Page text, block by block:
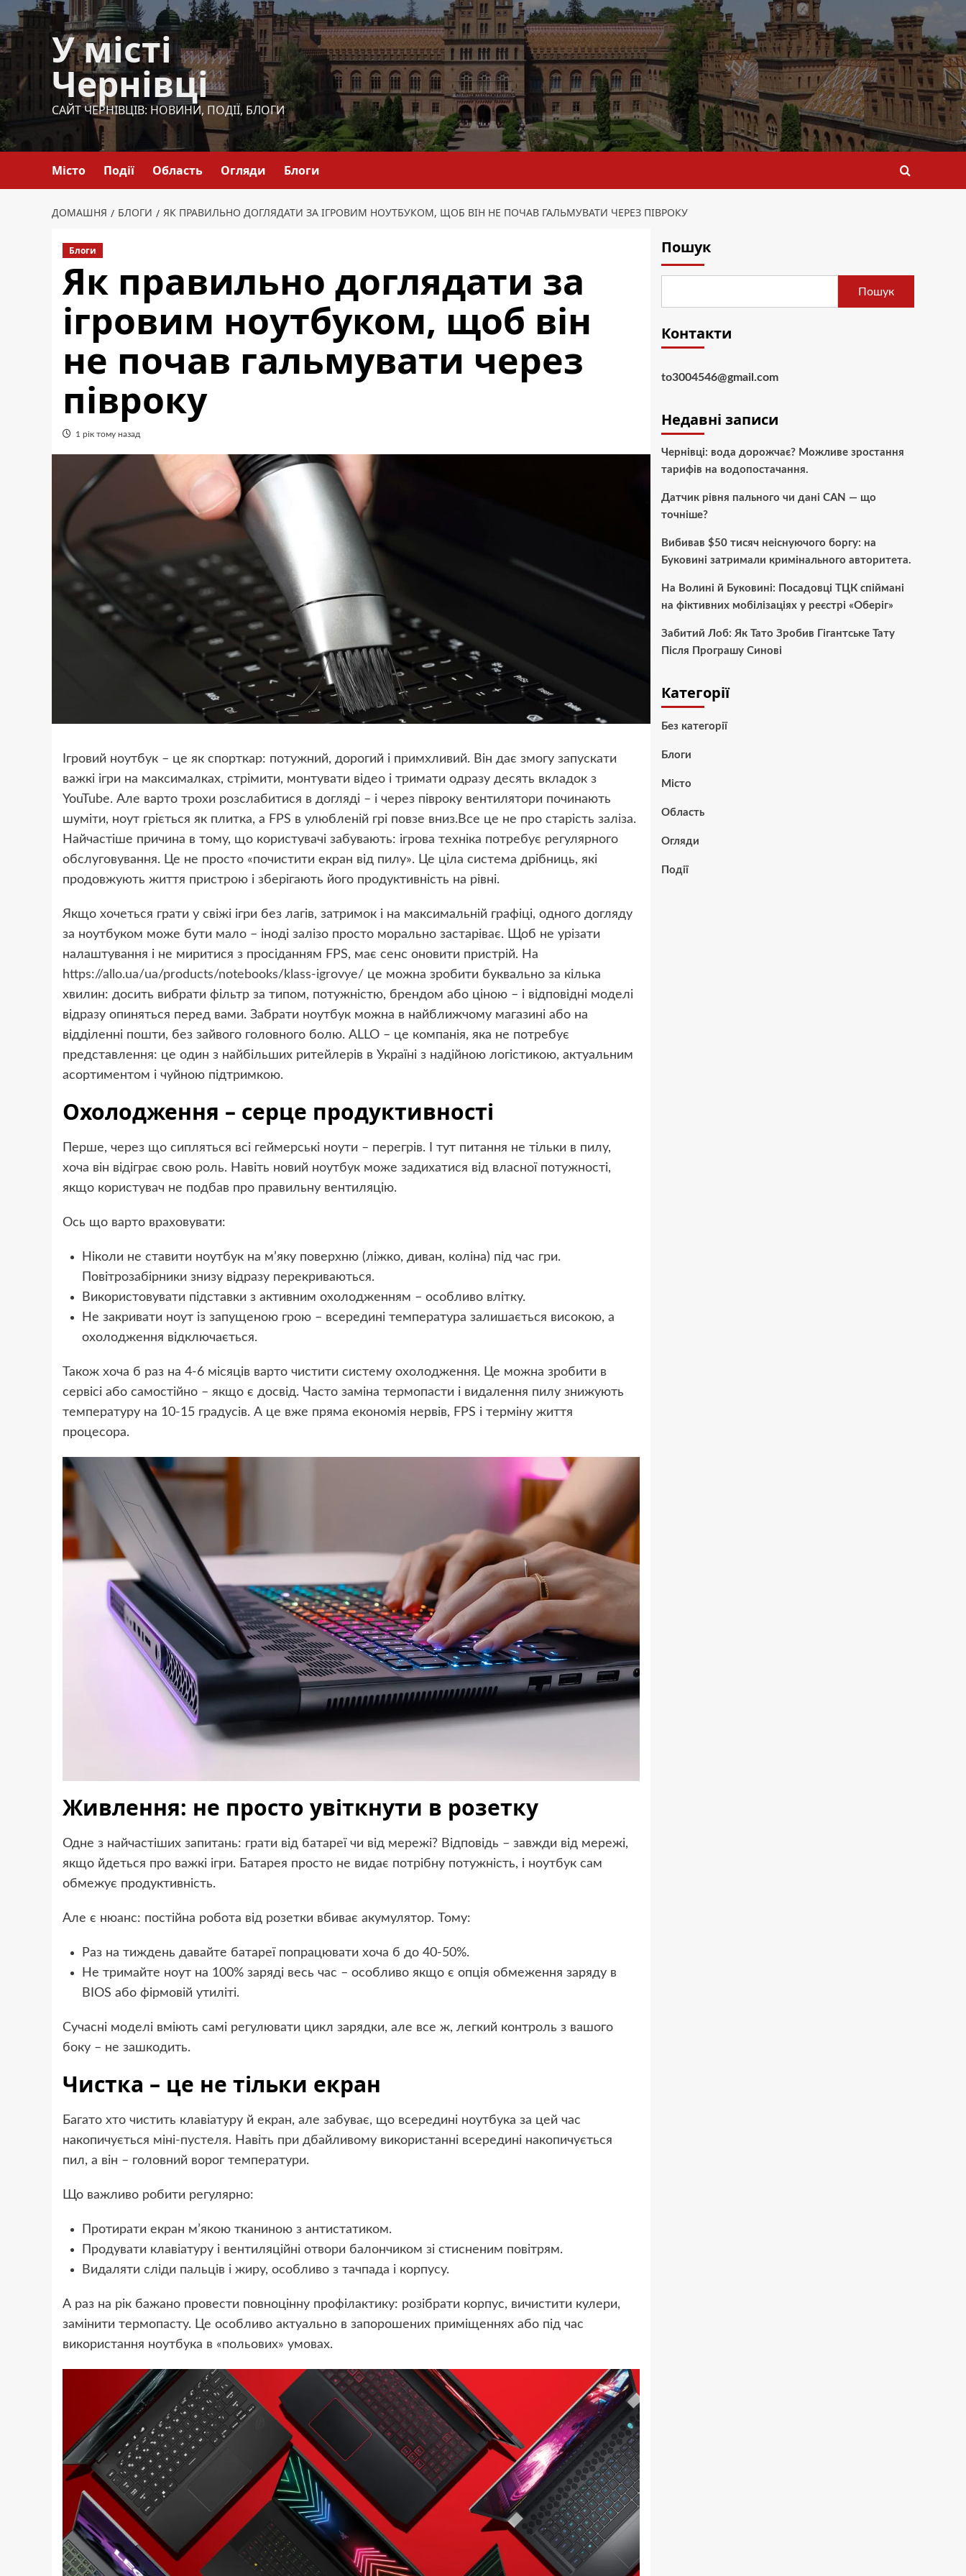
Перейти
до
вмісту
У місті
Чернівці
САЙТ ЧЕРНІВЦІВ: НОВИНИ, ПОДІЇ, БЛОГИ
Місто Події Область Огляди Блоги
ДОМАШНЯ БЛОГИ ЯК ПРАВИЛЬНО ДОГЛЯДАТИ ЗА ІГРОВИМ НОУТБУКОМ, ЩОБ ВІН НЕ ПОЧАВ ГАЛЬМУВАТИ ЧЕРЕЗ ПІВРОКУ
Блоги
Як правильно доглядати за
ігровим ноутбуком, щоб він
не почав гальмувати через
півроку
1 рік тому назад
Ігровий ноутбук – це як спорткар: потужний, дорогий і примхливий. Він дає змогу запускати
важкі ігри на максималках, стрімити, монтувати відео і тримати одразу десять вкладок з
YouTube. Але варто трохи розслабитися в догляді – і через півроку вентилятори починають
шуміти, ноут гріється як плитка, а FPS в улюбленій грі повзе вниз.Все це не про старість заліза.
Найчастіше причина в тому, що користувачі забувають: ігрова техніка потребує регулярного
обслуговування. Це не просто «почистити екран від пилу». Це ціла система дрібниць, які
продовжують життя пристрою і зберігають його продуктивність на рівні.
Якщо хочеться грати у свіжі ігри без лагів, затримок і на максимальній графіці, одного догляду
за ноутбуком може бути мало – іноді залізо просто морально застаріває. Щоб не урізати
налаштування і не миритися з просіданням FPS, має сенс оновити пристрій. На
https://allo.ua/ua/products/notebooks/klass-igrovye/ це можна зробити буквально за кілька
хвилин: досить вибрати фільтр за типом, потужністю, брендом або ціною – і відповідні моделі
відразу опиняться перед вами. Забрати ноутбук можна в найближчому магазині або на
відділенні пошти, без зайвого головного болю. ALLO – це компанія, яка не потребує
представлення: це один з найбільших ритейлерів в Україні з надійною логістикою, актуальним
асортиментом і чуйною підтримкою.
Охолодження – серце продуктивності
Перше, через що сипляться всі геймерські ноути – перегрів. І тут питання не тільки в пилу,
хоча він відіграє свою роль. Навіть новий ноутбук може задихатися від власної потужності,
якщо користувач не подбав про правильну вентиляцію.
Ось що варто враховувати:
Ніколи не ставити ноутбук на м’яку поверхню (ліжко, диван, коліна) під час гри.
Повітрозабірники знизу відразу перекриваються.
Використовувати підставки з активним охолодженням – особливо влітку.
Не закривати ноут із запущеною грою – всередині температура залишається високою, а
охолодження відключається.
Також хоча б раз на 4-6 місяців варто чистити систему охолодження. Це можна зробити в
сервісі або самостійно – якщо є досвід. Часто заміна термопасти і видалення пилу знижують
температуру на 10-15 градусів. А це вже пряма економія нервів, FPS і терміну життя
процесора.
Живлення: не просто увіткнути в розетку
Одне з найчастіших запитань: грати від батареї чи від мережі? Відповідь – завжди від мережі,
якщо йдеться про важкі ігри. Батарея просто не видає потрібну потужність, і ноутбук сам
обмежує продуктивність.
Але є нюанс: постійна робота від розетки вбиває акумулятор. Тому:
Раз на тиждень давайте батареї попрацювати хоча б до 40-50%.
Не тримайте ноут на 100% заряді весь час – особливо якщо є опція обмеження заряду в
BIOS або фірмовій утиліті.
Сучасні моделі вміють самі регулювати цикл зарядки, але все ж, легкий контроль з вашого
боку – не зашкодить.
Чистка – це не тільки екран
Багато хто чистить клавіатуру й екран, але забуває, що всередині ноутбука за цей час
накопичується міні-пустеля. Навіть при дбайливому використанні всередині накопичується
пил, а він – головний ворог температури.
Що важливо робити регулярно:
Протирати екран м’якою тканиною з антистатиком.
Продувати клавіатуру і вентиляційні отвори балончиком зі стисненим повітрям.
Видаляти сліди пальців і жиру, особливо з тачпада і корпусу.
А раз на рік бажано провести повноцінну профілактику: розібрати корпус, вичистити кулери,
замінити термопасту. Це особливо актуально в запорошених приміщеннях або під час
використання ноутбука в «польових» умовах.
Пошук
Пошук
Контакти
to3004546@gmail.com
Недавні записи
Чернівці: вода дорожчає? Можливе зростання
тарифів на водопостачання.
Датчик рівня пального чи дані CAN — що
точніше?
Вибивав $50 тисяч неіснуючого боргу: на
Буковині затримали кримінального авторитета.
На Волині й Буковині: Посадовці ТЦК спіймані
на фіктивних мобілізаціях у реєстрі «Оберіг»
Забитий Лоб: Як Тато Зробив Гігантське Тату
Після Програшу Синові
Категорії
Без категорії
Блоги
Місто
Область
Огляди
Події